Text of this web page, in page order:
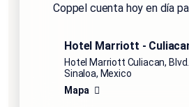
Coppel cuenta hoy en día
Hotel Marriott -
Hotel Marriott Culiacan,
Sinaloa, Mexico
Mapa